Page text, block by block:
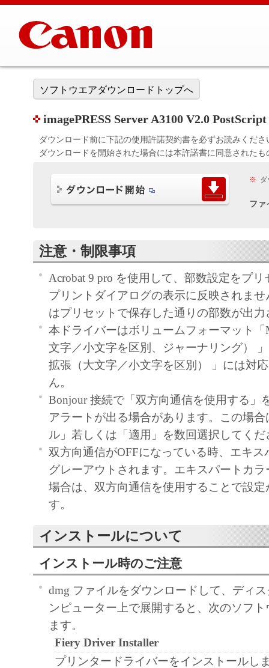
ソフトウエアダウンロードトップへ
imagePRESS Server A3100 V2.0
ダウンロード前に下記の使用許諾契約書を必ずお読みくださ
ダウンロードを開始された場合には本許諾書に同意された
※ ダ
ファ
注意・制限事項
Acrobat 9 pro を使用して、部数設定をプ
プリントダイアログの表示に反映されま
はプリセットで保存した通りの部数が出力
本ドライバーはボリュームフォーマット「
文字／小文字を区別、ジャーナリング）
拡張（大文字／小文字を区別） 」には対
ん。
Bonjour 接続で「双方向通信を使用する」
アラートが出る場合があります。この場
ル」若しくは「適用」を数回選択してくだ
双方向通信がOFFになっている時、エキス
グレーアウトされます。エキスパートカ
場合は、双方向通信を使用することで設
す。
インストールについて
インストール時のご注意
dmg ファイルをダウンロードして、ディ
ンピューター上で展開すると、次のソフ
ます。
Fiery Driver Installer
プリンタードライバーをインストールし